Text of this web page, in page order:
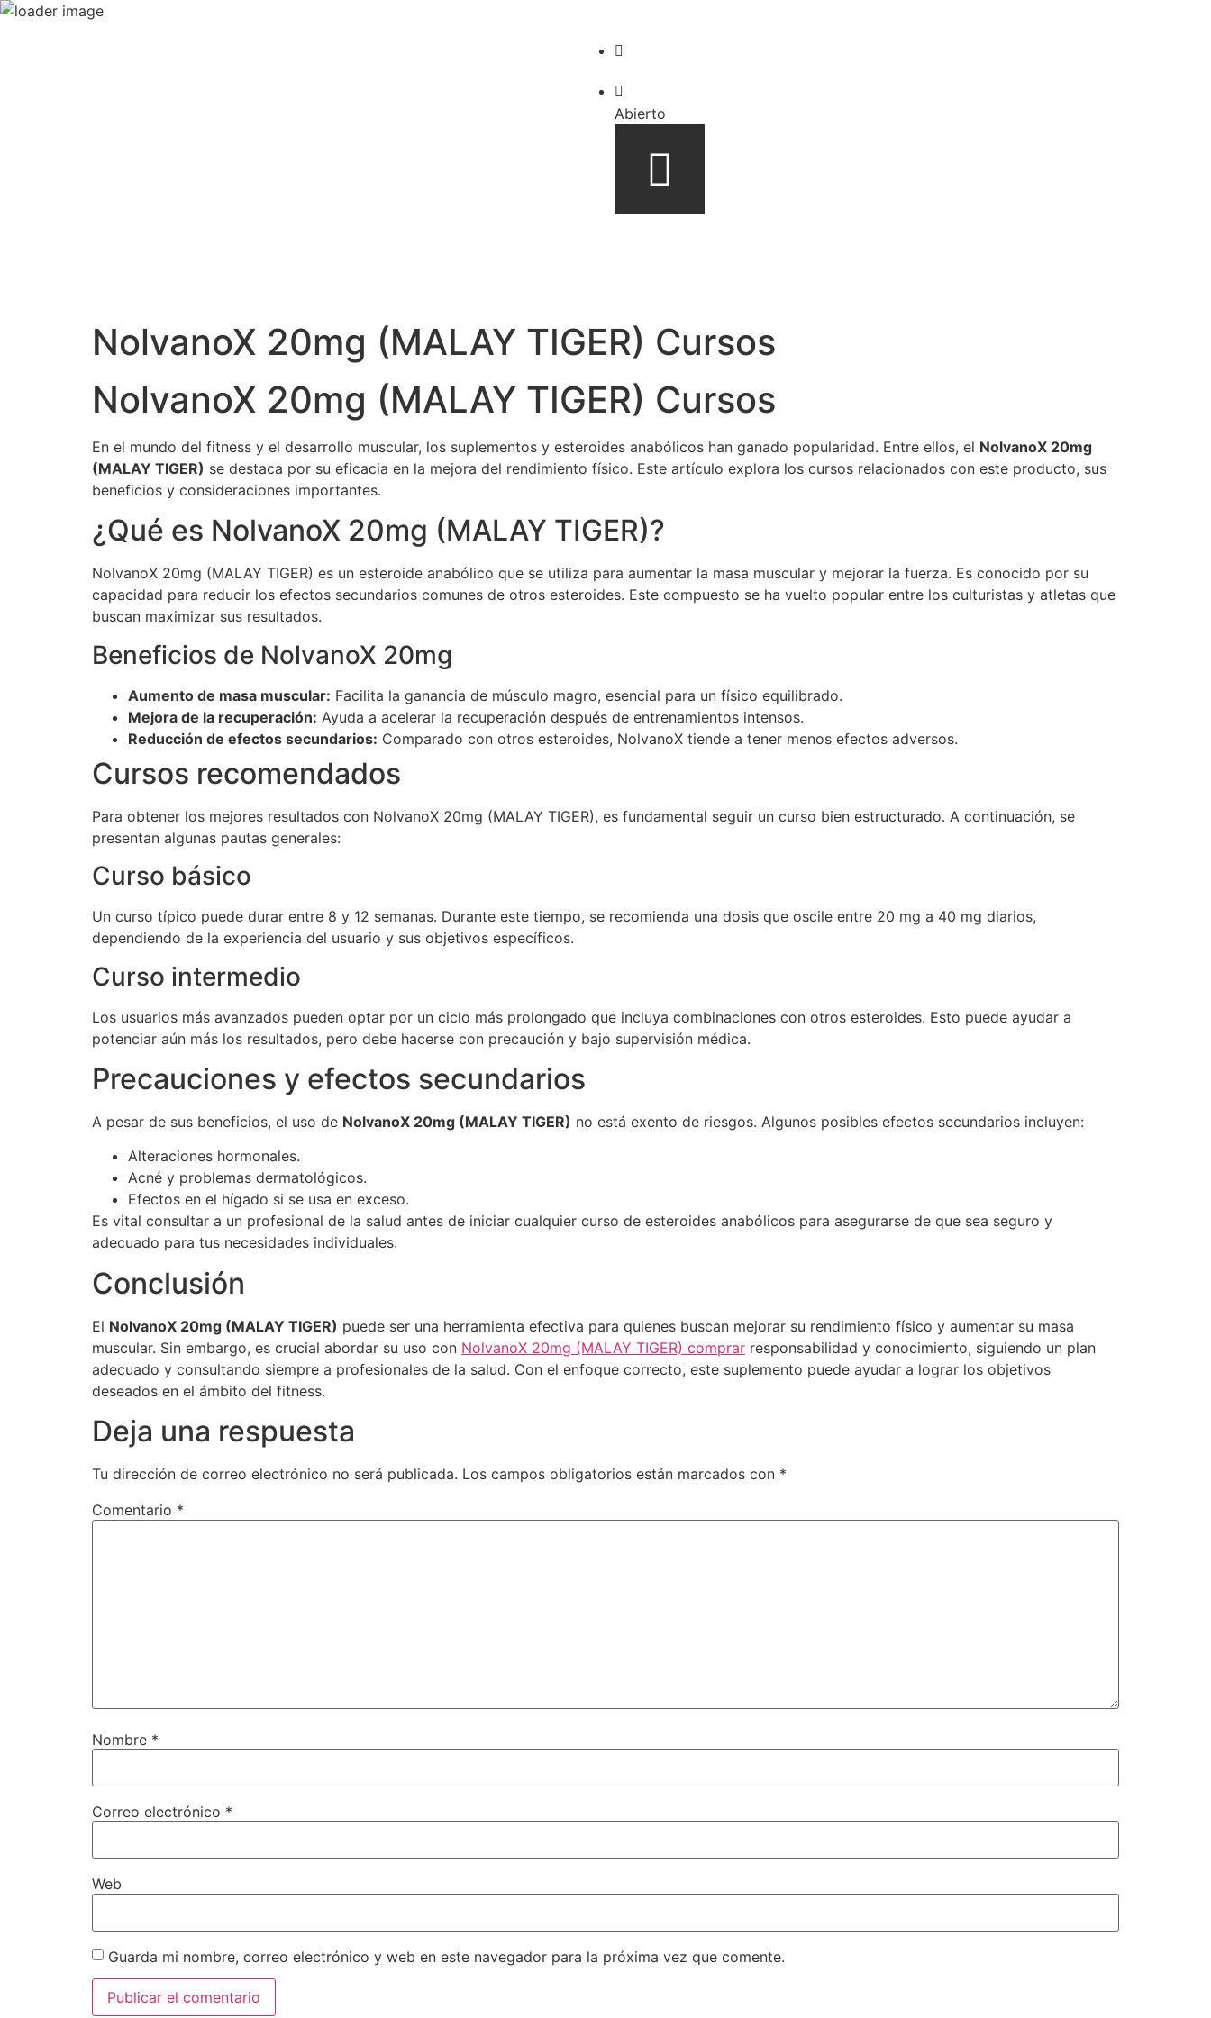
Abierto
NolvanoX 20mg (MALAY TIGER) Cursos
NolvanoX 20mg (MALAY TIGER) Cursos
En el mundo del fitness y el desarrollo muscular, los suplementos y esteroides anabólicos han ganado popularidad. Entre ellos, el NolvanoX 20mg
(MALAY TIGER) se destaca por su eficacia en la mejora del rendimiento físico. Este artículo explora los cursos relacionados con este producto, sus
beneficios y consideraciones importantes.
¿Qué es NolvanoX 20mg (MALAY TIGER)?
NolvanoX 20mg (MALAY TIGER) es un esteroide anabólico que se utiliza para aumentar la masa muscular y mejorar la fuerza. Es conocido por su
capacidad para reducir los efectos secundarios comunes de otros esteroides. Este compuesto se ha vuelto popular entre los culturistas y atletas que
buscan maximizar sus resultados.
Beneficios de NolvanoX 20mg
Aumento de masa muscular: Facilita la ganancia de músculo magro, esencial para un físico equilibrado.
Mejora de la recuperación: Ayuda a acelerar la recuperación después de entrenamientos intensos.
Reducción de efectos secundarios: Comparado con otros esteroides, NolvanoX tiende a tener menos efectos adversos.
Cursos recomendados
Para obtener los mejores resultados con NolvanoX 20mg (MALAY TIGER), es fundamental seguir un curso bien estructurado. A continuación, se
presentan algunas pautas generales:
Curso básico
Un curso típico puede durar entre 8 y 12 semanas. Durante este tiempo, se recomienda una dosis que oscile entre 20 mg a 40 mg diarios,
dependiendo de la experiencia del usuario y sus objetivos específicos.
Curso intermedio
Los usuarios más avanzados pueden optar por un ciclo más prolongado que incluya combinaciones con otros esteroides. Esto puede ayudar a
potenciar aún más los resultados, pero debe hacerse con precaución y bajo supervisión médica.
Precauciones y efectos secundarios
A pesar de sus beneficios, el uso de NolvanoX 20mg (MALAY TIGER) no está exento de riesgos. Algunos posibles efectos secundarios incluyen:
Alteraciones hormonales.
Acné y problemas dermatológicos.
Efectos en el hígado si se usa en exceso.
Es vital consultar a un profesional de la salud antes de iniciar cualquier curso de esteroides anabólicos para asegurarse de que sea seguro y
adecuado para tus necesidades individuales.
Conclusión
El NolvanoX 20mg (MALAY TIGER) puede ser una herramienta efectiva para quienes buscan mejorar su rendimiento físico y aumentar su masa
muscular. Sin embargo, es crucial abordar su uso con NolvanoX 20mg (MALAY TIGER) comprar responsabilidad y conocimiento, siguiendo un plan
adecuado y consultando siempre a profesionales de la salud. Con el enfoque correcto, este suplemento puede ayudar a lograr los objetivos
deseados en el ámbito del fitness.
Deja una respuesta
Tu dirección de correo electrónico no será publicada. Los campos obligatorios están marcados con *
Comentario *
Nombre *
Correo electrónico *
Web
Guarda mi nombre, correo electrónico y web en este navegador para la próxima vez que comente.